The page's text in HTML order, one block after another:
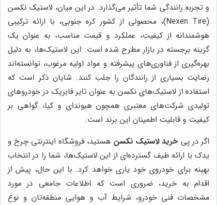
و تجربه رانندگی شما تأثیر می‌گذارد. در این میان، لاستیک نکسن
(Nexen Tire)، محصولی از کشور کره جنوبی، با ارائه ترکیبی
هوشمندانه از کیفیت، عملکرد و قیمت مناسب، به عنوان یک
گزینه برجسته در بازار مطرح شده است. این لاستیک‌ها، به دلیل
بهره‌گیری از فناوری‌های پیشرفته و مواد اولیه مرغوب، توانسته‌اند
رضایت بسیاری از رانندگان را جلب کنند. شایان ذکر است که
استفاده از لاستیک‌های نکسن به عنوان تایر فابریک در خودروهای
تولیدی شرکت‌های معتبری همچون هیوندای و کیا، گواهی بر
کیفیت و قابلیت اطمینان این برند است.
اگر در پی خرید لاستیک نکسن هستید، فروشگاه اینترنتی چرخ و
یدک با ارائه طیف گسترده‌ای از این لاستیک‌ها، شما را در انتخاب
بهینه برای خودروی خود یاری خواهد کرد. با این حال، پیش از
اقدام به خرید، ضروری است که اطلاعات جامعی در مورد
مشخصات فنی خودرو، شرایط آب و هوایی منطقه‌تان و نوع